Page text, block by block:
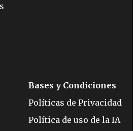
Bases y Condiciones
Políticas de Privacidad
Política de uso de la IA